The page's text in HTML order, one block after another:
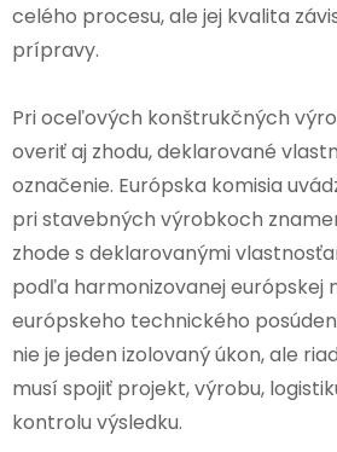
celého procesu, ale jej kvalita
prípravy.
Pri oceľových konštrukčných
overiť aj zhodu, deklarované
označenie. Európska komisia
pri stavebných výrobkoch
zhode s deklarovanými
podľa harmonizovanej európskej
európskeho technického
nie je jeden izolovaný úkon, ale
musí spojiť projekt, výrobu,
kontrolu výsledku.